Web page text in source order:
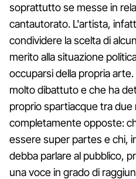
soprattutto se messe in
cantautorato. L'artista,
condividere la scelta di
merito alla situazione
occuparsi della propria
molto dibattuto e che ha
proprio spartiacque tra due
completamente opposte:
essere super partes e chi,
debba parlare al pubblico,
una voce in grado di